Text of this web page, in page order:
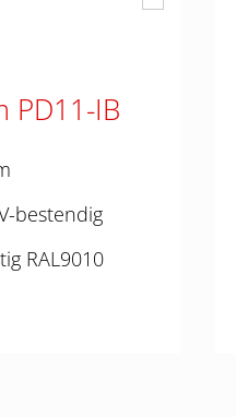
PD11-IB
bestendig
RAL9010